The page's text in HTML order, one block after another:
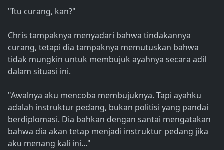
"Itu curang, kan?"
Chris tampaknya menyadari bahwa tindakannya
curang, tetapi dia tampaknya memutuskan bahwa
tidak mungkin untuk membujuk ayahnya secara adil
dalam situasi ini.
"Awalnya aku mencoba membujuknya. Tapi ayahku
adalah instruktur pedang, bukan politisi yang pandai
berdiplomasi. Dia bahkan dengan santai mengatakan
bahwa dia akan tetap menjadi instruktur pedang jika
aku menang kali ini..."